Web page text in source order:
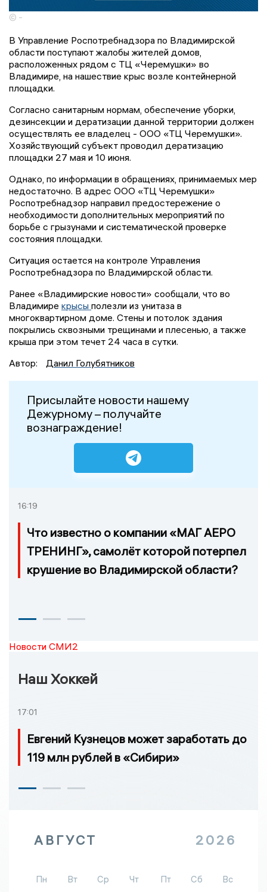
© -
В Управление Роспотребнадзора по Владимирской
области поступают жалобы жителей домов,
расположенных рядом с ТЦ «Черемушки» во
Владимире, на нашествие крыс возле контейнерной
площадки.
Согласно санитарным нормам, обеспечение уборки,
дезинсекции и дератизации данной территории должен
осуществлять ее владелец - ООО «ТЦ Черемушки».
Хозяйствующий субъект проводил дератизацию
площадки 27 мая и 10 июня.
Однако, по информации в обращениях, принимаемых мер
недостаточно. В адрес ООО «ТЦ Черемушки»
Роспотребнадзор направил предостережение о
необходимости дополнительных мероприятий по
борьбе с грызунами и систематической проверке
состояния площадки.
Ситуация остается на контроле Управления
Роспотребнадзора по Владимирской области.
Ранее «Владимирские новости» сообщали, что во
Владимире крысы полезли из унитаза в
многоквартирном доме. Стены и потолок здания
покрылись сквозными трещинами и плесенью, а также
крыша при этом течет 24 часа в сутки.
Автор:
Данил Голубятников
Присылайте новости нашему
Дежурному – получайте
вознаграждение!
16:19
Что известно о компании «МАГ АЕРО
ТРЕНИНГ», самолёт которой потерпел
крушение во Владимирской области?
Новости СМИ2
Наш Хоккей
17:01
Евгений Кузнецов может заработать до
119 млн рублей в «Сибири»
АВГУСТ 2026
Пн Вт Ср Чт Пт Сб
Вс